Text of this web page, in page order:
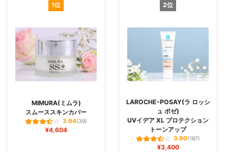
1位
MIMURA(ミムラ)
スムーススキンカバー
3.94(39)
¥4,604
2位
LAROCHE-POSAY(ラ ロッシ
ュ ポゼ)
UVイデア XL プロテクション
トーンアップ
3.90(187)
¥3,400